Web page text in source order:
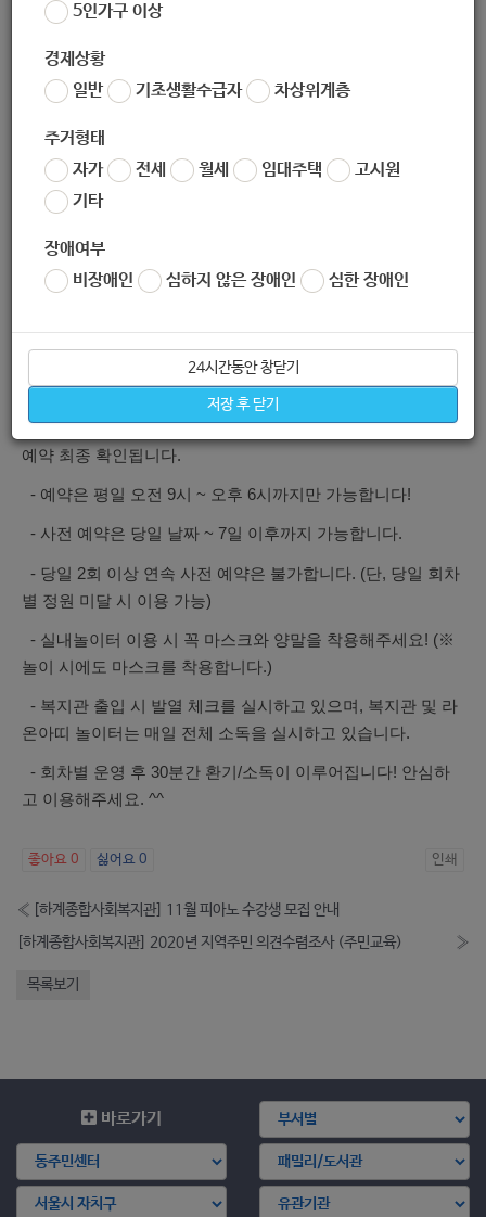
5인가구 이상
경제상황
일반
기초생활수급자 차상위계층
주거형태
자가
전세 월세 임대주택
고시원
기타
장애여부
비장애인
심하지 않은 장애인 심한 장애인
24시간동안 창닫기
저장 후 닫기
1. 운영 시간
월~금요일 : 1회차 10:00~11:30, 2회차 13:00~14:30, 3회차
15:00~16:30
(※ 사전 예약으로 운영되며, 평일은 3회차, 토요일은 2회차
운영합니다!
/ 복지관 수업 일정으로 인해 매주 목요일 종일, 금요일 오후
1시 이후 예약 및 라온아띠 이용이 불가합니다.
2. 사전 예약 : 네이버 예약 (https://booking.naver.com/book
3. 이용 인원 : 차수별 최대 인원 10명 (보호자 포함)
4. 기타 안내사항​
- 사전 예약 시 참여자 인원, 이름, 나이, 연락처를 남기셔야
예약 최종 확인됩니다.
- 예약은 평일 오전 9시 ~ 오후 6시까지만 가능합니다!​
- 사전 예약은 당일 날짜 ~ 7​일 이후까지 가능합니다.
- ​당일 2회 이상 연속 사전 예약은 불가합니다. (단, 당일 회차
별 정원 미달 시 이용 가능)​
- 실내놀이터 이용 시 꼭 마스크와 양말을 착용해주세요! (※
놀이 시에도 마스크를 착용합니다.)
- 복지관 출입 시 발열 체크를 실시하고 있으며, 복지관 및 라
온아띠 놀이터는 매일 전체 소독을 실시하고 있습니다.
- 회차별 운영 후 30분간 환기/소독이 이루어집니다! 안심하
고 이용해주세요. ^^
좋아요 0 싫어요 0 인쇄
« [하계종합사회복지관] 11월 피아노 수강생 모집 안내
[하계종합사회복지관] 2020년 지역주민 의견수렴조사 (주민교육)
»
목록보기
바로가기